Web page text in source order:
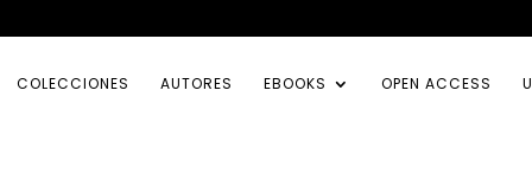
COLECCIONES AUTORES EBOOKS OPEN ACCESS